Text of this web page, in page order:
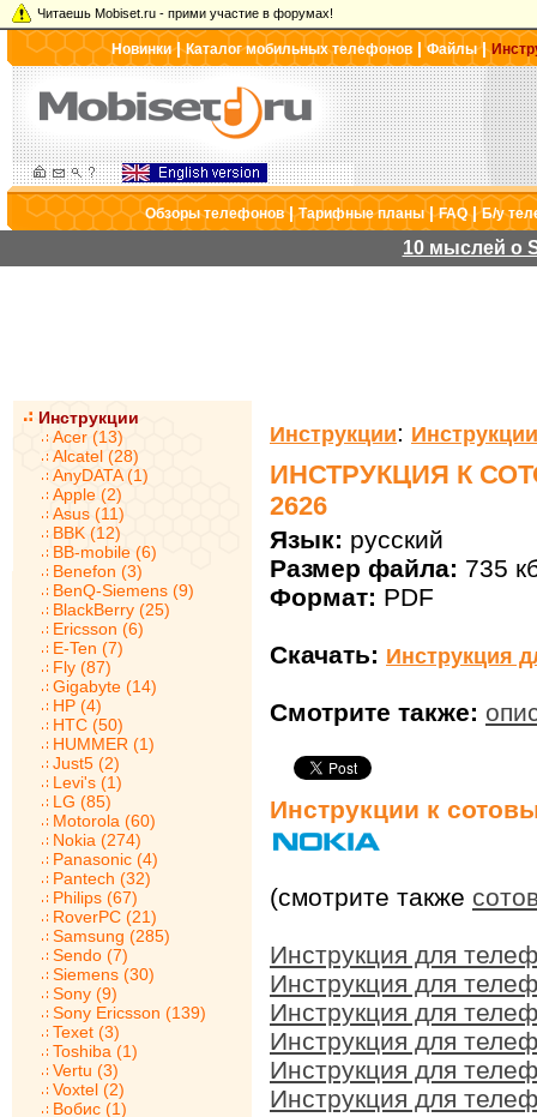
Читаешь Mobiset.ru - прими участие в форумах!
Новинки|Каталог мобильных телефонов |Файлы|
Обзоры телефонов|Тарифные планы|FAQ|Б/у
10 мыслей о
Инструкции
Acer (13)
Alcatel (28)
AnyDATA (1)
Apple (2)
Asus (11)
BBK (12)
BB-mobile (6)
Benefon (3)
BenQ-Siemens (9)
BlackBerry (25)
Ericsson (6)
E-Ten (7)
Fly (87)
Gigabyte (14)
HP (4)
HTC (50)
HUMMER (1)
Just5 (2)
Levi's (1)
LG (85)
Motorola (60)
Nokia (274)
Panasonic (4)
Pantech (32)
Philips (67)
RoverPC (21)
Samsung (285)
Sendo (7)
Siemens (30)
Sony (9)
Sony Ericsson (139)
Texet (3)
Toshiba (1)
Vertu (3)
Voxtel (2)
Вобис (1)
Инструкции:
ИНСТРУКЦИЯ К
2626
Язык: русский
Размер файла: 735
Формат: PDF
Скачать: Инструкция
Смотрите также:
Инструкции к
(смотрите также
Инструкция для
Инструкция для
Инструкция для
Инструкция для
Инструкция для
Инструкция для